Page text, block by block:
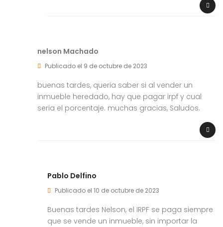
nelson Machado
Publicado el 9 de octubre de 2023
buenas tardes, queria saber si al vender un
inmueble heredado, hay que pagar irpf y cual
seria el porcentaje. muchas gracias, Saludos.
Pablo Delfino
Publicado el 10 de octubre de 2023
Buenas tardes Nelson, el IRPF se paga siempre
que se vende un inmueble, sin importar la